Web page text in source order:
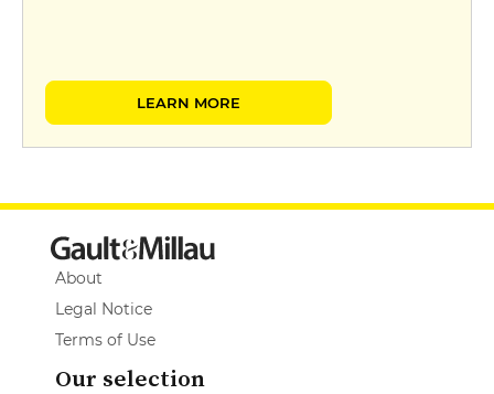
LEARN MORE
About
Legal Notice
Terms of Use
Our selection